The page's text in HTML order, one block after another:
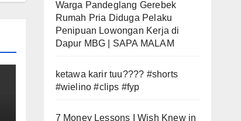
Warga Pandeglang Gerebek
Rumah Pria Diduga Pelaku
Penipuan Lowongan Kerja di
Dapur MBG | SAPA MALAM
ketawa karir tuu???? #shorts
#wielino #clips #fyp
7 Money Lessons I Wish Knew in